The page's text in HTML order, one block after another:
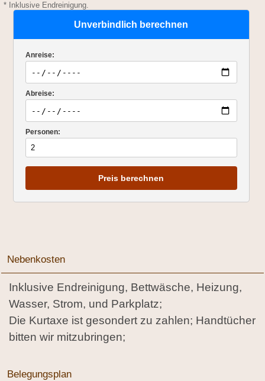
* Inklusive Endreinigung.
Unverbindlich berechnen
Anreise:
Abreise:
Personen:
Preis berechnen
Nebenkosten
Inklusive Endreinigung, Bettwäsche, Heizung,
Wasser, Strom, und Parkplatz;
Die Kurtaxe ist gesondert zu zahlen; Handtücher
bitten wir mitzubringen;
Belegungsplan